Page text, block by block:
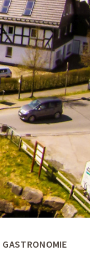
GASTRONOMIE